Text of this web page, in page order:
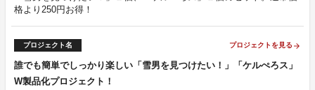
格より250円お得！
プロジェクト名 プロジェクトを見る arrow_forward
誰でも簡単でしっかり楽しい「雪男を見つけたい！」「ケルぺろス」
W製品化プロジェクト！